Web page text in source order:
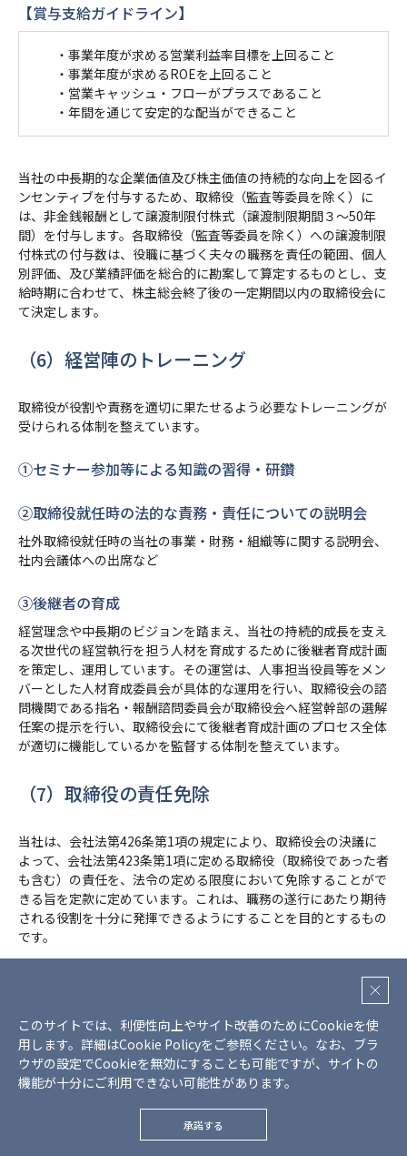
【賞与支給ガイドライン】
・事業年度が求める営業利益率目標を上回ること
・事業年度が求めるROEを上回ること
・営業キャッシュ・フローがプラスであること
・年間を通じて安定的な配当ができること
当社の中長期的な企業価値及び株主価値の持続的な向上を図るイ
ンセンティブを付与するため、取締役（監査等委員を除く）に
は、非金銭報酬として譲渡制限付株式（譲渡制限期間３～50年
間）を付与します。各取締役（監査等委員を除く）への譲渡制限
付株式の付与数は、役職に基づく夫々の職務を責任の範囲、個人
別評価、及び業績評価を総合的に勘案して算定するものとし、支
給時期に合わせて、株主総会終了後の一定期間以内の取締役会に
て決定します。
（6）経営陣のトレーニング
取締役が役割や責務を適切に果たせるよう必要なトレーニングが
受けられる体制を整えています。
①セミナー参加等による知識の習得・研鑽
②取締役就任時の法的な責務・責任についての説明会
社外取締役就任時の当社の事業・財務・組織等に関する説明会、
社内会議体への出席など
③後継者の育成
経営理念や中長期のビジョンを踏まえ、当社の持続的成長を支え
る次世代の経営執行を担う人材を育成するために後継者育成計画
を策定し、運用しています。その運営は、人事担当役員等をメン
バーとした人材育成委員会が具体的な運用を行い、取締役会の諮
問機関である指名・報酬諮問委員会が取締役会へ経営幹部の選解
任案の提示を行い、取締役会にて後継者育成計画のプロセス全体
が適切に機能しているかを監督する体制を整えています。
（7）取締役の責任免除
当社は、会社法第426条第1項の規定により、取締役会の決議に
よって、会社法第423条第1項に定める取締役（取締役であった者
も含む）の責任を、法令の定める限度において免除することがで
きる旨を定款に定めています。これは、職務の遂行にあたり期待
される役割を十分に発揮できるようにすることを目的とするもの
です。
2026年２月期に実施した評価結果の概要は、肯定的な評価が
80％超を占めていることから取締役会全体の実効性は確保されて
いると判断しています。「独立社外取締役の役割」「多様性が確
保された取締役会の構成」「独立社外取締役の割合、活用」の３
項目が推進されていると評価された一方で、「DXに関する対
応」「資本政策・資本コスト」「人材戦略」「サステナビリテ
ィ」「適切な業績指標」「リスク評価プロセスの構築・運用」の
このサイトでは、利便性向上やサイト改善のためにCookieを使
用します。詳細はCookie Policyをご参照ください。 なお、ブラ
ウザの設定でCookieを無効にすることも可能ですが、サイトの
機能が十分にご利用できない可能性があります。
承諾する